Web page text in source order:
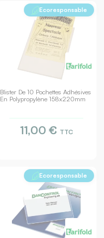
Blister De 10 Pochettes Adhésives
En Polypropylène 158x220mm
Ecoresponsable
11,00 € TTC
Ecoresponsable